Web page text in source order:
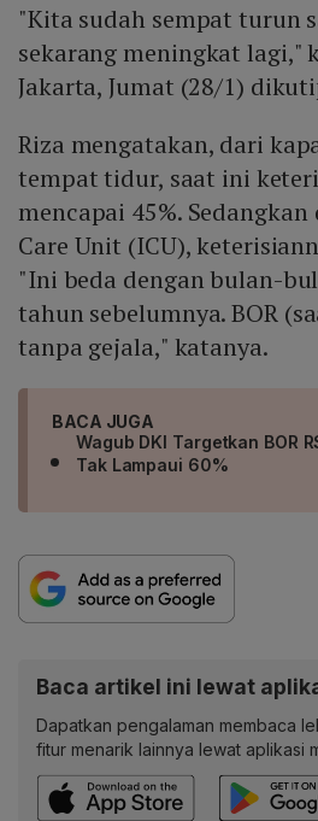
"Kita sudah sempat turun
sekarang meningkat lagi,"
Jakarta, Jumat (28/1)
Riza mengatakan, dari
tempat tidur, saat ini
mencapai 45%.
Care Unit (ICU),
"Ini beda dengan bulan-
tahun sebelumnya. BOR
tanpa gejala," katanya.
BACA JUGA
Wagub DKI Targetkan BOR
Tak Lampaui 60%
Baca artikel ini lewat
Dapatkan pengalaman membaca
fitur menarik lainnya lewat aplikasi